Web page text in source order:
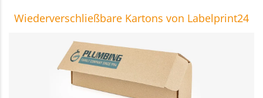
Wiederverschließbare Kartons von Labelprint24